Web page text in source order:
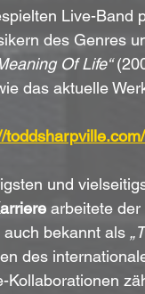
Live-Band
des Genres
Of Life“
das aktuelle
und
arbeitete
bekannt als
des